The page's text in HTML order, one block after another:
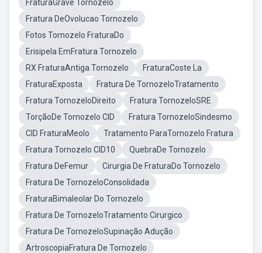
FraturaGrave Tornozelo
Fratura DeOvolucao Tornozelo
Fotos Tornozelo FraturaDo
Erisipela EmFratura Tornozelo
RX FraturaAntiga Tornozelo
FraturaCoste La
FraturaExposta
Fratura De TornozeloTratamento
Fratura TornozeloDireito
Fratura TornozeloSRE
TorçãoDe Tornozelo CID
Fratura TornozeloSindesmo
CID FraturaMeolo
Tratamento ParaTornozelo Fratura
Fratura Tornozelo CID10
QuebraDe Tornozelo
Fratura DeFemur
Cirurgia De FraturaDo Tornozelo
Fratura De TornozeloConsolidada
FraturaBimaleolar Do Tornozelo
Fratura De TornozeloTratamento Cirurgico
Fratura De TornozeloSupinação Adução
ArtroscopiaFratura De Tornozelo